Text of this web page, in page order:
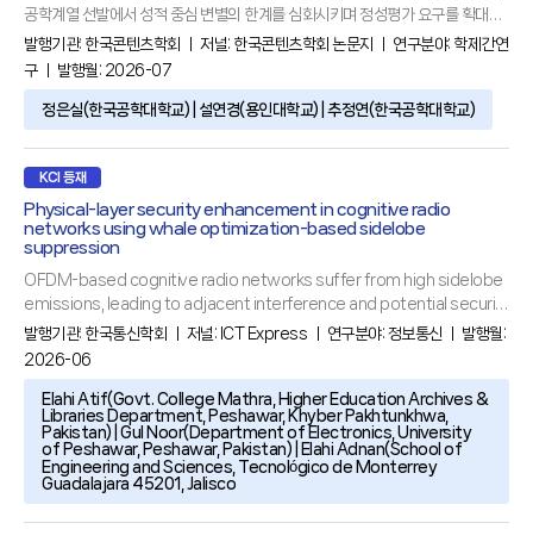
공학계열 선발에서 성적 중심 변별의 한계를 심화시키며 정성평가 요구를 확대시
키고 있다. 본 연구는 전국 고등학교 교사를 200명을 대상으로 한 구조화된 설문
조사와 개방형 서면 자문을 수집하여, 양적 통계 분석과 질적 내용분석을 통합한
삼각검증(triangulation)을 통해 공학계열 학업역량 평가의 준거와 해석 한계를
규명하였다. 설문은 과목선택경로, 심화과목 이수, 평가 공정성 등에 대한 인식을
중심으로 구성되었다. 분석 결과, 고교학점제 환경에서 공학계열
발행기관: 한국콘텐츠학회 ㅣ 저널: 한국콘텐츠학회 논문지 ㅣ 연구분야: 학제간연
구
ㅣ 발행월: 2026-07
정은실(한국공학대학교) | 설연경(용인대학교) | 추정연(한국공학대학교)
KCI 등재
Physical-layer security enhancement in cognitive radio
networks using whale optimization-based sidelobe
suppression
OFDM-based cognitive radio networks suffer from high sidelobe
emissions, leading to adjacent interference and potential security
vulnerabilities. This paper introduces a Whale Optimization
Algorithm (WOA)-based cancellation carrier (CC) approach for
sidelobe suppression. Unlike conventional fixed-amplitude
발행기관: 한국통신학회 ㅣ 저널: ICT Express ㅣ 연구분야: 정보통신
2026-06
Elahi Atif(Govt. College Mathra, Higher Education Archives &
Libraries Department, Peshawar, Khyber Pakhtunkhwa,
Pakistan) | Gul Noor(Department of Electronics, University
of Peshawar, Peshawar, Pakistan) | Elahi Adnan(School of
Engineering and Sciences, Tecnológico de Monterrey
Guadalajara 45201, Jalisco